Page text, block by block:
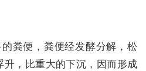
粪便，粪便经发酵分解，松
，比重大的下沉，因而形成